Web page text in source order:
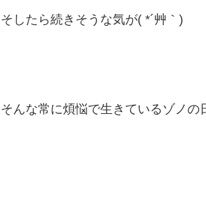
そしたら続きそうな気が( *´艸｀)
そんな常に煩悩で生きているゾノの